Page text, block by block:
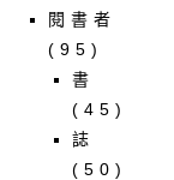
閱書者
(95)
書
(45)
誌
(50)